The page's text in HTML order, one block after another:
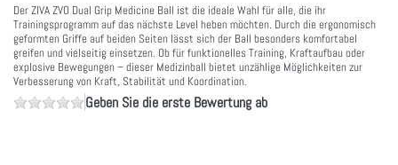
Der ZIVA ZVO Dual Grip Medicine Ball ist die ideale Wahl für alle, die ihr
Trainingsprogramm auf das nächste Level heben möchten. Durch die ergonomisch
geformten Griffe auf beiden Seiten lässt sich der Ball besonders komfortabel
greifen und vielseitig einsetzen. Ob für funktionelles Training, Kraftaufbau oder
explosive Bewegungen – dieser Medizinball bietet unzählige Möglichkeiten zur
Verbesserung von Kraft, Stabilität und Koordination.
Geben Sie die erste Bewertung ab